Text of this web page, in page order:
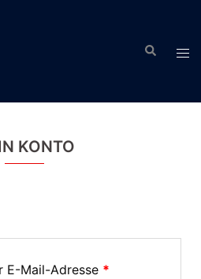
Suche
KONTO
E-Mail-Adresse *